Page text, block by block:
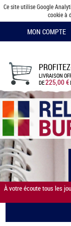
Ce site utilise Google
cookie à
MON COMPTE
LIVRAISON
DE225,00 €
À votre écoute tous les